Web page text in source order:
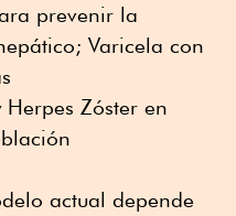
prevenir la
Varicela con
Zóster en
actual depende